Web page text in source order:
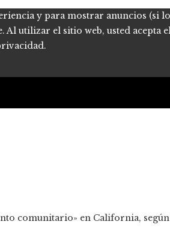
y para mostrar anuncios (si
utilizar el sitio web, usted acepta
comunitario» en California,